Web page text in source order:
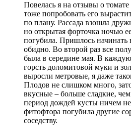
Повелась я на отзывы о
тоже попробовать его
по плану. Рассада взошла
но открытая форточка ночью
погубила. Пришлось начинать
обидно. Во второй раз все
была в середине мая. В
горсть доломитовой муки и
выросли метровые, я даже
Плодов не слишком много,
вкусные – больше сладкие,
период дождей кусты ничем
фитофтора погубила другие
соседству.